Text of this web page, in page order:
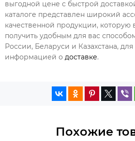
выгодной цене с быстрой
каталоге представлен широкий
качественной продукции, которую
получить удобным для вас
России, Беларуси и Казахстана, для
информацией о доставке.
Похожие